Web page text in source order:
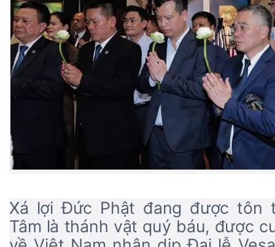
Xá lợi Đức Phật đang được tôn
Tâm là thánh vật quý báu, được